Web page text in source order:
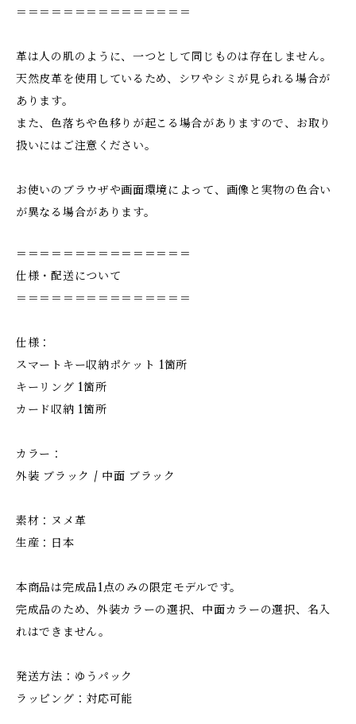
＝＝＝＝＝＝＝＝＝＝＝＝＝＝＝
革は人の肌のように、一つとして同じものは存在しません。
天然皮革を使用しているため、シワやシミが見られる場合が
あります。
また、色落ちや色移りが起こる場合がありますので、お取り
扱いにはご注意ください。
お使いのブラウザや画面環境によって、画像と実物の色合い
が異なる場合があります。
＝＝＝＝＝＝＝＝＝＝＝＝＝＝＝
仕様・配送について
＝＝＝＝＝＝＝＝＝＝＝＝＝＝＝
仕様：
スマートキー収納ポケット 1箇所
キーリング 1箇所
カード収納 1箇所
カラー：
外装 ブラック / 中面 ブラック
素材：ヌメ革
生産：日本
本商品は完成品1点のみの限定モデルです。
完成品のため、外装カラーの選択、中面カラーの選択、名入
れはできません。
発送方法：ゆうパック
ラッピング：対応可能